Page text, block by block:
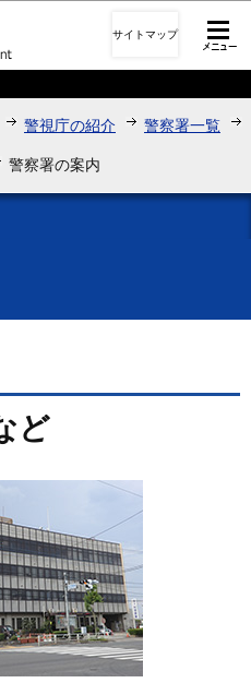
本文へ移動
サイトマップ
警視庁の紹介 警察署一覧
警察署の案内
ど